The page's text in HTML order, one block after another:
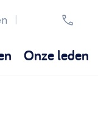
Onze leden